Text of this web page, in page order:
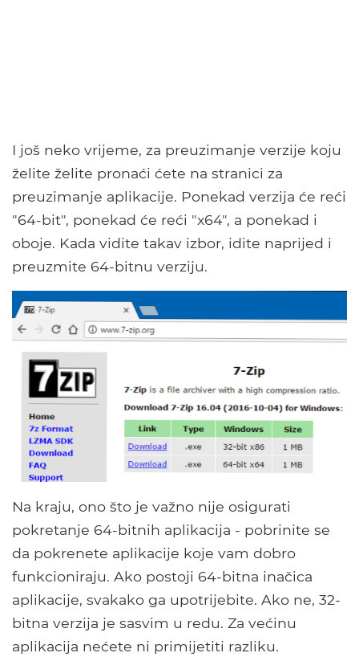
I još neko vrijeme, za preuzimanje verzije koju
želite želite pronaći ćete na stranici za
preuzimanje aplikacije. Ponekad verzija će reći
"64-bit", ponekad će reći "x64", a ponekad i
oboje. Kada vidite takav izbor, idite naprijed i
preuzmite 64-bitnu verziju.
Na kraju, ono što je važno nije osigurati
pokretanje 64-bitnih aplikacija - pobrinite se
da pokrenete aplikacije koje vam dobro
funkcioniraju. Ako postoji 64-bitna inačica
aplikacije, svakako ga upotrijebite. Ako ne, 32-
bitna verzija je sasvim u redu. Za većinu
aplikacija nećete ni primijetiti razliku.